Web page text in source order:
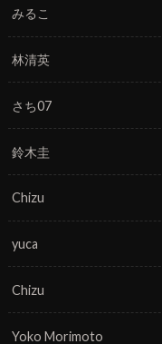
みるこ
林清英
さち07
鈴木圭
Chizu
yuca
Chizu
Yoko Morimoto